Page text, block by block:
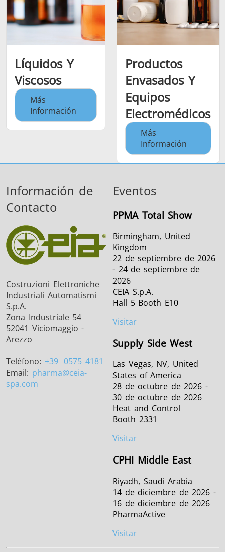
Líquidos Y
Viscosos
Más
Información
Productos
Envasados Y
Equipos
Electromédicos
Más
Información
Información de
Contacto
Costruzioni Elettroniche
Industriali Automatismi
S.p.A.
Zona Industriale 54
52041 Viciomaggio -
Arezzo
Teléfono: +39 0575 4181
Email: pharma@ceia-
spa.com
Eventos
PPMA Total Show
Birmingham, United
Kingdom
22 de septiembre de 2026
- 24 de septiembre de
2026
CEIA S.p.A.
Hall 5 Booth E10
Visitar
Supply Side West
Las Vegas, NV, United
States of America
28 de octubre de 2026 -
30 de octubre de 2026
Heat and Control
Booth 2331
Visitar
CPHI Middle East
Riyadh, Saudi Arabia
14 de diciembre de 2026 -
16 de diciembre de 2026
PharmaActive
Visitar